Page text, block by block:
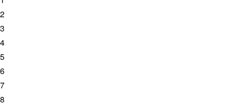
2
3
4
5
6
7
8